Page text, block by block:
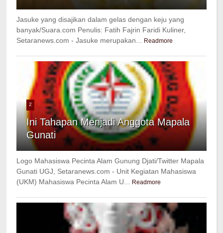
Jasuke yang disajikan dalam gelas dengan keju yang
banyak/Suara.com Penulis: Fatih Fajrin Faridi Kuliner,
Setaranews.com - Jasuke merupakan...
Readmore
2
Ini Tahapan Menjadi Anggota Mapala
Gunati
Logo Mahasiswa Pecinta Alam Gunung Djati/Twitter Mapala
Gunati UGJ, Setaranews.com - Unit Kegiatan Mahasiswa
(UKM) Mahasiswa Pecinta Alam U...
Readmore